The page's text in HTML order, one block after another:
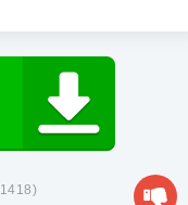
1418)